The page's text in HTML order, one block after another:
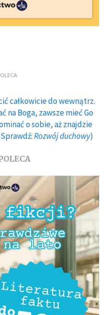
całkowicie do wewnątrz.
na Boga, zawsze mieć Go
o sobie, aż znajdzie
Rozwój duchowy)